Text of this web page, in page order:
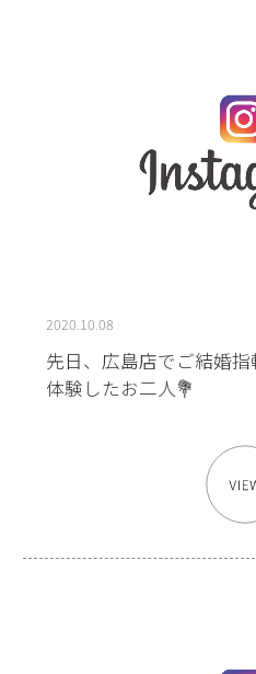
2020.10.08
先日、広島店でご結婚指
体験したお二人💐